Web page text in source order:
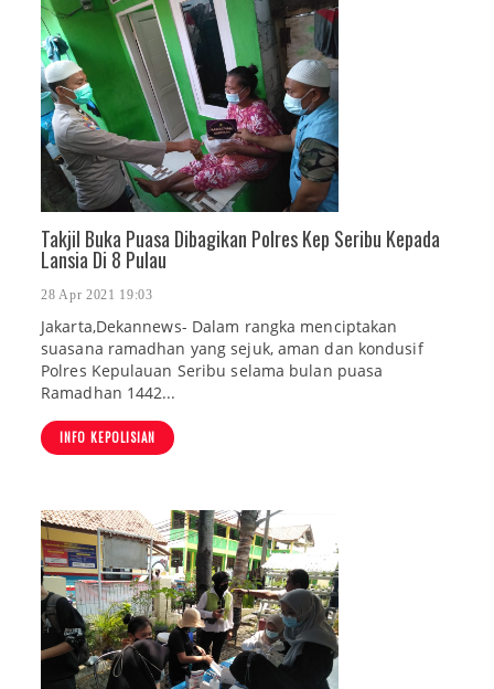
Takjil Buka Puasa Dibagikan Polres Kep Seribu Kepada
Lansia Di 8 Pulau
28 Apr 2021 19:03
Jakarta,Dekannews- Dalam rangka menciptakan
suasana ramadhan yang sejuk, aman dan kondusif
Polres Kepulauan Seribu selama bulan puasa
Ramadhan 1442...
INFO KEPOLISIAN